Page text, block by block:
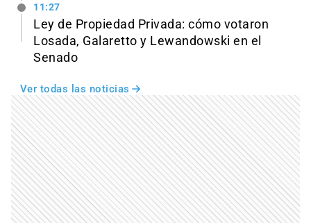
11:27
Ley de Propiedad Privada: cómo votaron
Losada, Galaretto y Lewandowski en el
Senado
Ver todas las noticias